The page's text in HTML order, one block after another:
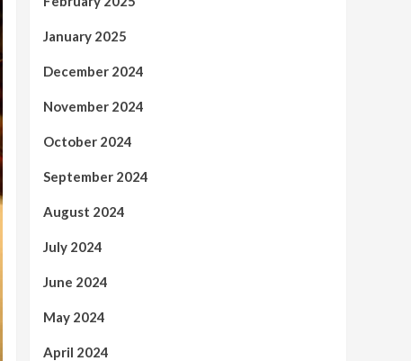
January 2025
December 2024
November 2024
October 2024
September 2024
August 2024
July 2024
June 2024
May 2024
April 2024